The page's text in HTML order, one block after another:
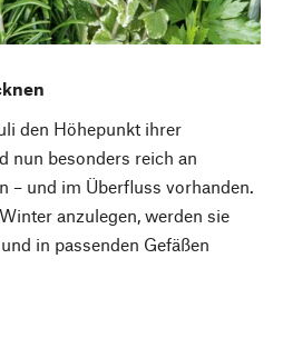
den Höhepunkt ihrer
nun besonders reich an
– und im Überfluss vorhanden.
anzulegen, werden sie
in passenden Gefäßen